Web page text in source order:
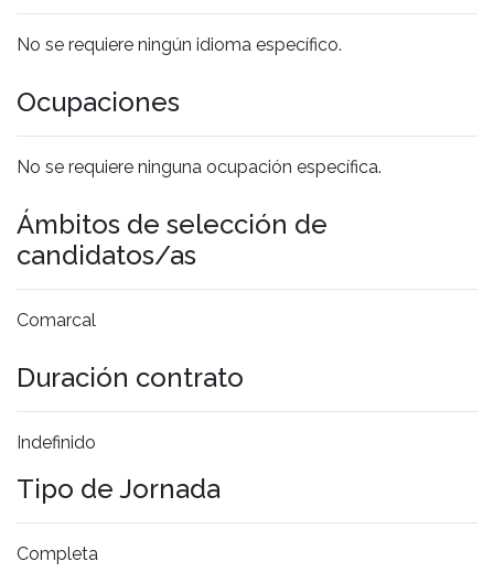
No se requiere ningún idioma específico.
Ocupaciones
No se requiere ninguna ocupación específica.
Ámbitos de selección de
candidatos/as
Comarcal
Duración contrato
Indefinido
Tipo de Jornada
Completa